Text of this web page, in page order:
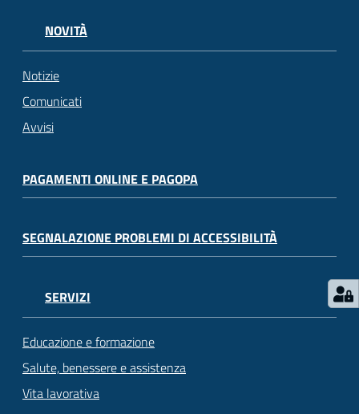
NOVITÀ
Notizie
Comunicati
Avvisi
PAGAMENTI ONLINE E PAGOPA
SEGNALAZIONE PROBLEMI DI ACCESSIBILITÀ
SERVIZI
Educazione e formazione
Salute, benessere e assistenza
Vita lavorativa